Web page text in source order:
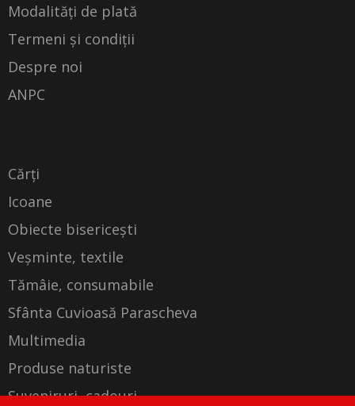
Modalități de plată
Termeni și condiții
Despre noi
ANPC
Cărți
Icoane
Obiecte bisericești
Veșminte, textile
Tămâie, consumabile
Sfânta Cuvioasă Parascheva
Multimedia
Produse naturiste
Suveniruri, cadouri